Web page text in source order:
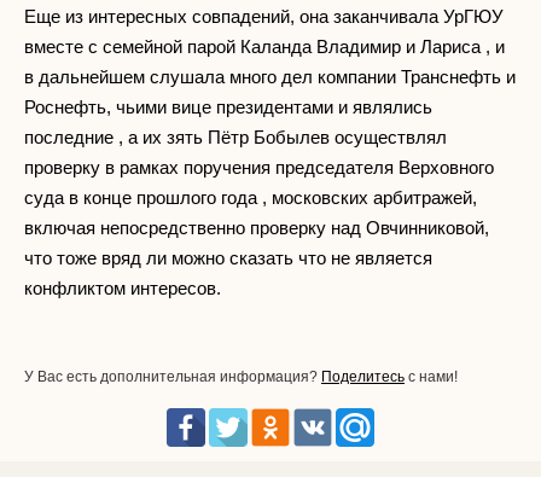
Еще из интересных совпадений, она заканчивала УрГЮУ
вместе с семейной парой Каланда Владимир и Лариса , и
в дальнейшем слушала много дел компании Транснефть и
Роснефть, чьими вице президентами и являлись
последние , а их зять Пётр Бобылев осуществлял
проверку в рамках поручения председателя Верховного
суда в конце прошлого года , московских арбитражей,
включая непосредственно проверку над Овчинниковой,
что тоже вряд ли можно сказать что не является
конфликтом интересов.
У Вас есть дополнительная информация? Поделитесь с нами!